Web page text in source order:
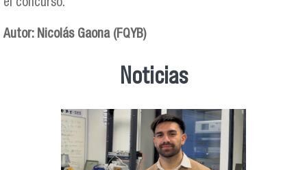
el concurso.
Autor: Nicolás Gaona (FQYB)
Noticias